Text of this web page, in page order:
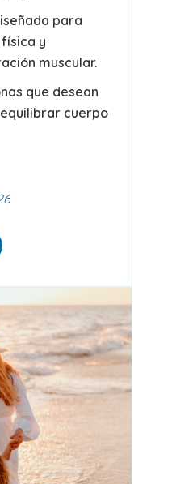
para
y
muscular.
que desean
cuerpo